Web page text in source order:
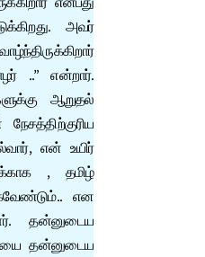
அவர்
..” என்றார்.
ஆறுதல்
என் உயிர்
, தமிழ்
என
தன்னுடைய
தன்னுடைய